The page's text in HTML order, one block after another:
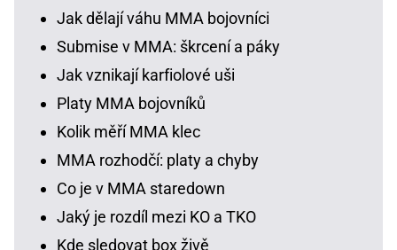
Jak dělají váhu MMA bojovníci
Submise v MMA: škrcení a páky
Jak vznikají karfiolové uši
Platy MMA bojovníků
Kolik měří MMA klec
MMA rozhodčí: platy a chyby
Co je v MMA staredown
Jaký je rozdíl mezi KO a TKO
Kde sledovat box živě